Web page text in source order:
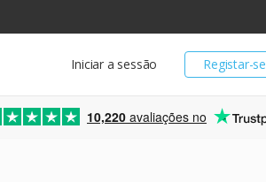
Registar-se
Iniciar a sessão
10,220 avaliações no